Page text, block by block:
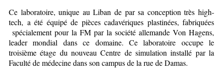
Ce laboratoire, unique au Liban de par sa conception très high-
tech, a été équipé de pièces cadavériques plastinées, fabriquées
spécialement pour la FM par la société allemande Von Hagens,
leader mondial dans ce domaine. Ce laboratoire occupe le
troisième étage du nouveau Centre de simulation installé par la
Faculté de médecine dans son campus de la rue de Damas.